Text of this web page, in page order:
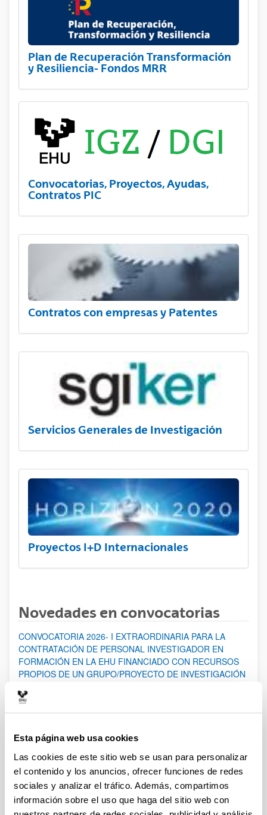
Esta página web usa cookies
Las cookies de este sitio web se usan para personalizar
el contenido y los anuncios, ofrecer funciones de redes
sociales y analizar el tráfico. Además, compartimos
información sobre el uso que haga del sitio web con
Plan de Recuperación Transformación
y Resiliencia- Fondos MRR
Convocatorias, Proyectos, Ayudas,
Contratos PIC
Contratos con empresas y Patentes
Servicios Generales de Investigación
Proyectos I+D Internacionales
Novedades en convocatorias
CONVOCATORIA 2026- I EXTRAORDINARIA PARA LA
CONTRATACIÓN DE PERSONAL INVESTIGADOR EN
FORMACIÓN EN LA EHU FINANCIADO CON RECURSOS
PROPIOS DE UN GRUPO/PROYECTO DE INVESTIGACIÓN
HASTA EL 14/08/2026
Ayudas para financiación de la adquisición y renovación de
infraestructura científica y fondos bibliográficos en la
UPV/EHU 2026
Trámite abierto
25/03/2026: Corrección de errores del listado provisional de
solicitudes admitidas y excluidas. 23/03/2026: Relación